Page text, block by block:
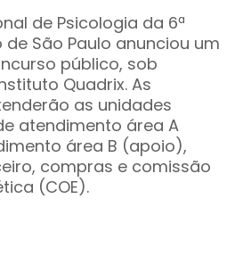
de Psicologia da 6ª
de São Paulo anunciou um
público, sob
Quadrix. As
as unidades
atendimento área A
área B (apoio),
compras e comissão
(COE).